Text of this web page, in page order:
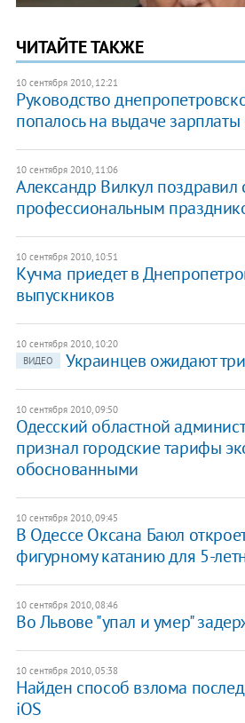
ЧИТАЙТЕ ТАКЖЕ
10 сентября 2010, 12:21
Руководство
попалось на выдаче зарплаты
10 сентября 2010, 11:06
Александр Вилкул поздравил
профессиональным
10 сентября 2010, 10:51
Кучма приедет в
выпускников
10 сентября 2010, 10:20
ВИДЕО
Украинцев ожидают
10 сентября 2010, 09:50
Одесский областной
признал городские тарифы
обоснованными
10 сентября 2010, 09:45
В Одессе Оксана Баюл
фигурному катанию для 5-
10 сентября 2010, 08:46
Во Львове "упал и умер"
10 сентября 2010, 05:38
Найден способ взлома
iOS